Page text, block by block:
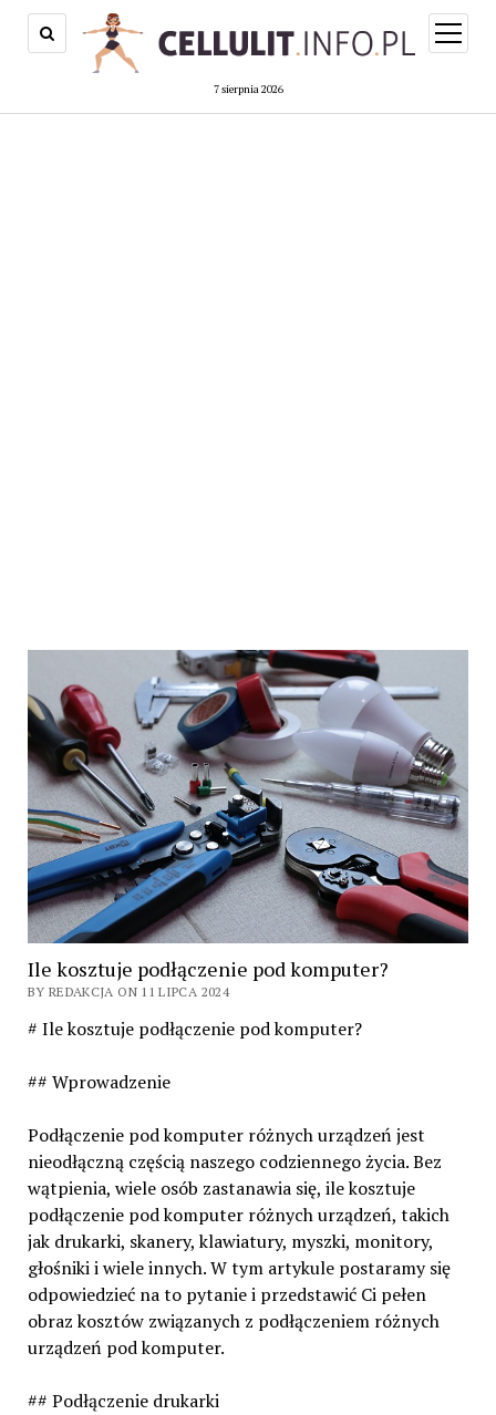
7 sierpnia 2026
open
menu
Ile kosztuje podłączenie pod komputer?
BY REDAKCJA ON 11 LIPCA 2024
# Ile kosztuje podłączenie pod komputer?
## Wprowadzenie
Podłączenie pod komputer różnych urządzeń jest
nieodłączną częścią naszego codziennego życia. Bez
wątpienia, wiele osób zastanawia się, ile kosztuje
podłączenie pod komputer różnych urządzeń, takich
jak drukarki, skanery, klawiatury, myszki, monitory,
głośniki i wiele innych. W tym artykule postaramy się
odpowiedzieć na to pytanie i przedstawić Ci pełen
obraz kosztów związanych z podłączeniem różnych
urządzeń pod komputer.
## Podłączenie drukarki